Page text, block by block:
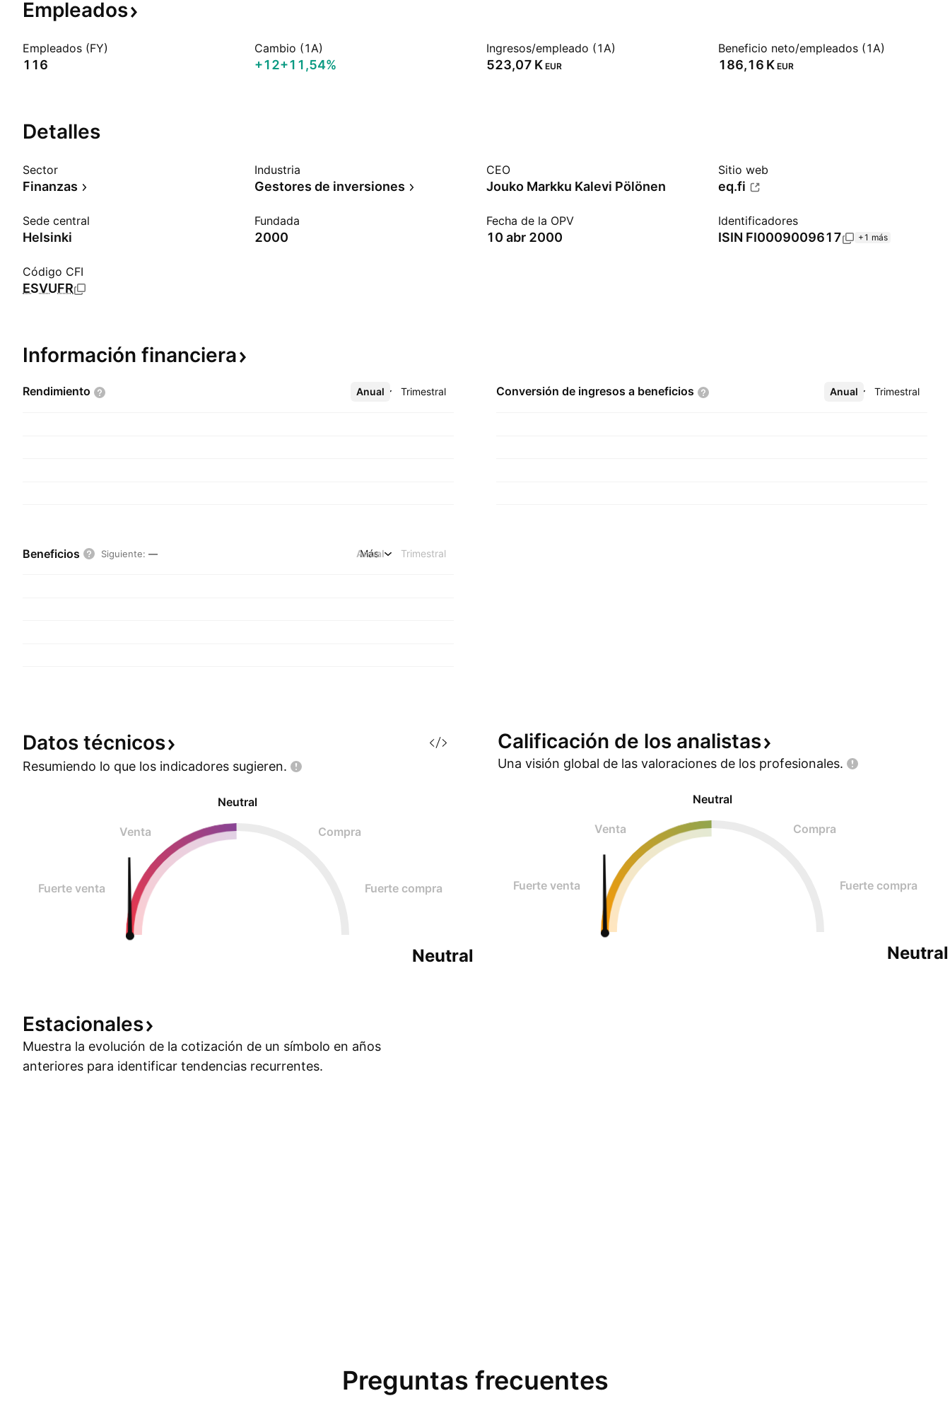
Empleados
Empleados (FY)
116
Cambio (1A)
+12+11,54%
Ingresos/empleado (1A)
‪523,07 K‬ EUR
Beneficio neto/empleados (1A)
‪186,16 K‬ EUR
Detalles
Sector
Finanzas
Industria
Gestores de inversiones
CEO
Jouko Markku Kalevi Pölönen
Sitio web
eq.fi
Sede central
Helsinki
Fundada
2000
Fecha de la OPV
10 abr 2000
Identificadores
ISIN FI0009009617 +1 más
Código CFI
ESVUFR
Información financiera
Rendimiento Anual Trimestral
Más Conversión de ingresos a beneficios Anual Trimestral
Más
Beneficios Siguiente: — Anual Trimestral
Más
Datos técnicos
Resumiendo lo que los indicadores sugieren.
Neutral
Venta Compra
Fuerte venta Fuerte compra
Neutral
Calificación de los analistas
Una visión global de las valoraciones de los profesionales.
Neutral
Venta Compra
Fuerte venta Fuerte compra
Neutral
Estacionales
Muestra la evolución de la cotización de un símbolo en años
anteriores para identificar tendencias recurrentes.
Preguntas frecuentes